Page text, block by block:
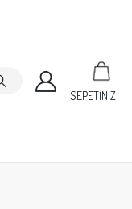
SEPETİNİZ